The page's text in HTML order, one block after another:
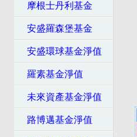
摩根士丹利基金
安盛羅森堡基金
安盛環球基金淨值
羅素基金淨值
未來資產基金淨值
路博邁基金淨值